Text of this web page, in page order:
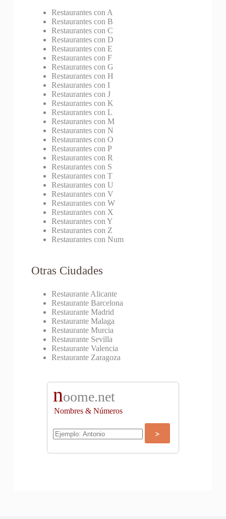
Restaurantes con A
Restaurantes con B
Restaurantes con C
Restaurantes con D
Restaurantes con E
Restaurantes con F
Restaurantes con G
Restaurantes con H
Restaurantes con I
Restaurantes con J
Restaurantes con K
Restaurantes con L
Restaurantes con M
Restaurantes con N
Restaurantes con O
Restaurantes con P
Restaurantes con R
Restaurantes con S
Restaurantes con T
Restaurantes con U
Restaurantes con V
Restaurantes con W
Restaurantes con X
Restaurantes con Y
Restaurantes con Z
Restaurantes con Num
Otras Ciudades
Restaurante Alicante
Restaurante Barcelona
Restaurante Madrid
Restaurante Malaga
Restaurante Murcia
Restaurante Sevilla
Restaurante Valencia
Restaurante Zaragoza
noome.net
Nombres & Números